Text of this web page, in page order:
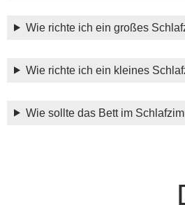
Wie richte ich ein großes
Wie richte ich ein kleines
Wie sollte das Bett im